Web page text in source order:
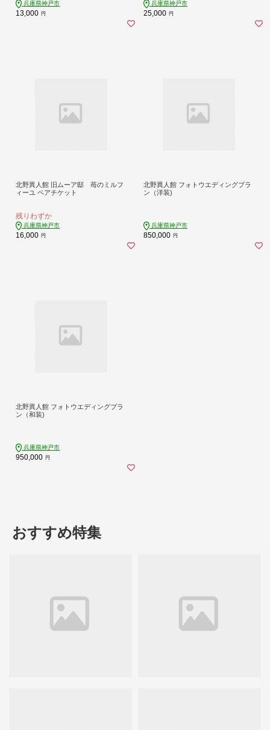
兵庫県神戸市
13,000 円
兵庫県神戸市
25,000 円
北野異人館 旧ムーア邸 苺のミルフ
ィーユ ペアチケット
残りわずか
兵庫県神戸市
16,000 円
北野異人館 フォトウエディングプラ
ン（洋装)
兵庫県神戸市
850,000 円
北野異人館 フォトウエディングプラ
ン（和装)
兵庫県神戸市
950,000 円
おすすめ特集